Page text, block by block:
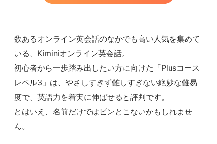
数あるオンライン英会話のなかでも高い人気を集めて
いる、Kiminiオンライン英会話。
初心者から一歩踏み出したい方に向けた「Plusコース
レベル3」は、やさしすぎず難しすぎない絶妙な難易
度で、英語力を着実に伸ばせると評判です。
とはいえ、名前だけではピンとこないかもしれませ
ん。